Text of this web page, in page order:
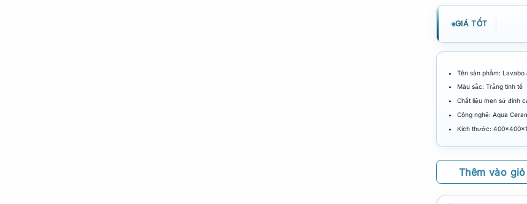
GIÁ TỐT
Tên sản phẩm:
Màu sắc: Trắng tinh tế
Chất liệu men sứ đỉnh
Công nghệ: Aqua
Kích thước:
Thêm vào